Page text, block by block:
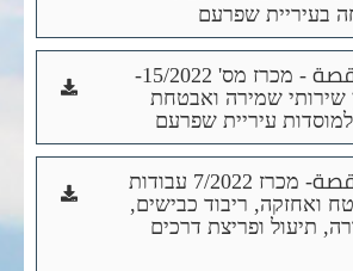
בעיריית שפרעם
مناقصة - מכרז מס' 15/2022-
שירותי שמירה ואבטחת
עיריית שפרעם
تحميل
مناقصة- מכרז 7/2022 עבודות
ואחזקה, ריבוד כבישים,
תיעול ופריצת דרכים
تحميل
النموذج